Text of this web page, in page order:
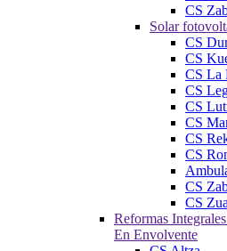
CS
Solar
CS
CS
CS La
CS
CS
CS
CS
CS
CS
CS
Reformas
En Envolvente